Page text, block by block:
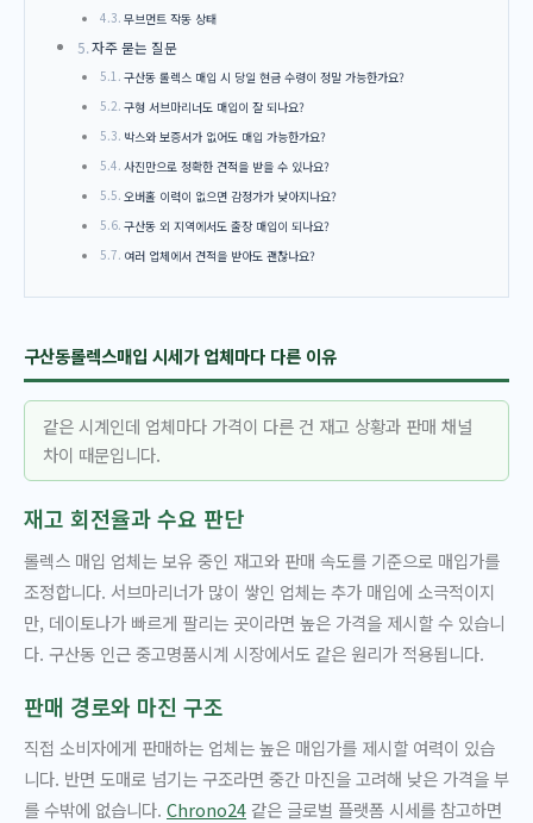
무브먼트 작동 상태
자주 묻는 질문
구산동 롤렉스 매입 시 당일 현금 수령이 정말 가능한가요?
구형 서브마리너도 매입이 잘 되나요?
박스와 보증서가 없어도 매입 가능한가요?
사진만으로 정확한 견적을 받을 수 있나요?
오버홀 이력이 없으면 감정가가 낮아지나요?
구산동 외 지역에서도 출장 매입이 되나요?
여러 업체에서 견적을 받아도 괜찮나요?
구산동롤렉스매입 시세가 업체마다 다른 이유
같은 시계인데 업체마다 가격이 다른 건 재고 상황과 판매 채널
차이 때문입니다.
재고 회전율과 수요 판단
롤렉스 매입 업체는 보유 중인 재고와 판매 속도를 기준으로 매입가를
조정합니다. 서브마리너가 많이 쌓인 업체는 추가 매입에 소극적이지
만, 데이토나가 빠르게 팔리는 곳이라면 높은 가격을 제시할 수 있습니
다. 구산동 인근 중고명품시계 시장에서도 같은 원리가 적용됩니다.
판매 경로와 마진 구조
직접 소비자에게 판매하는 업체는 높은 매입가를 제시할 여력이 있습
니다. 반면 도매로 넘기는 구조라면 중간 마진을 고려해 낮은 가격을 부
를 수밖에 없습니다. Chrono24 같은 글로벌 플랫폼 시세를 참고하면